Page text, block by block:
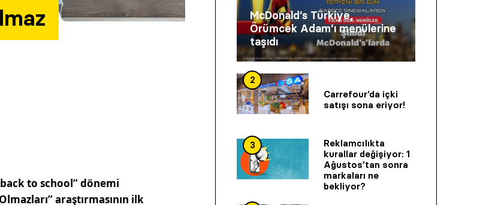
to school” dönemi
araştırmasının ilk
McDonald’s Türkiye,
Örümcek Adam’ı menülerine
taşıdı
2
Carrefour’da içki
satışı sona eriyor!
3
Reklamcılıkta
kurallar değişiyor: 1
Ağustos’tan sonra
markaları ne
bekliyor?